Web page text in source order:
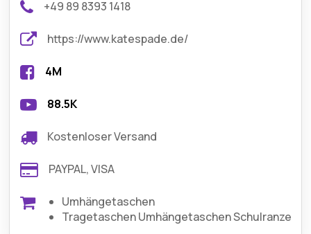
+49 89 8393 1418
https://www.katespade.de/
4M
88.5K
Kostenloser Versand
PAYPAL, VISA
Umhängetaschen
Tragetaschen Umhängetaschen Schulranzen